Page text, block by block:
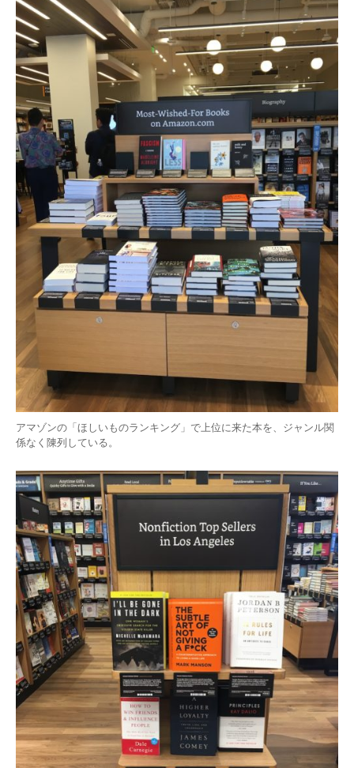
アマゾンの「ほしいものランキング」で上位に来た本を、ジャンル関
係なく陳列している。